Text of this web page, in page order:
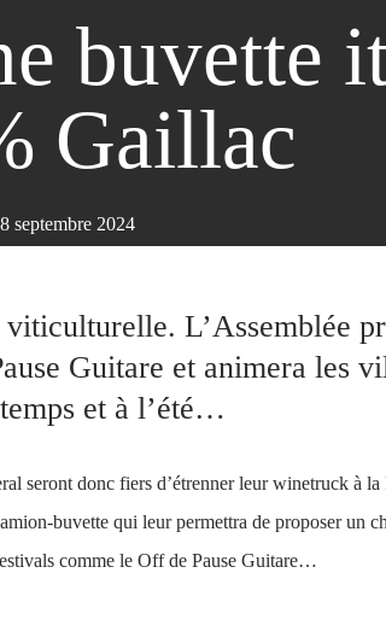
buvette
Gaillac
8 septembre 2024
L’Assemblée
Guitare et animera les
et à l’été…
seront donc fiers d’étrenner leur winetruck à
buvette qui leur permettra de proposer un
comme le Off de Pause Guitare…